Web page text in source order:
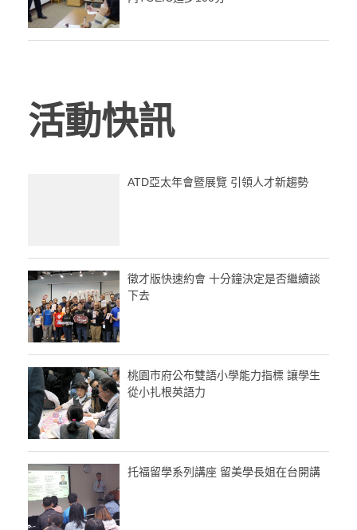
活動快訊
ATD亞太年會暨展覽 引領人才新趨勢
徵才版快速約會 十分鐘決定是否繼續談
下去
桃園市府公布雙語小學能力指標 讓學生
從小扎根英語力
托福留學系列講座 留美學長姐在台開講